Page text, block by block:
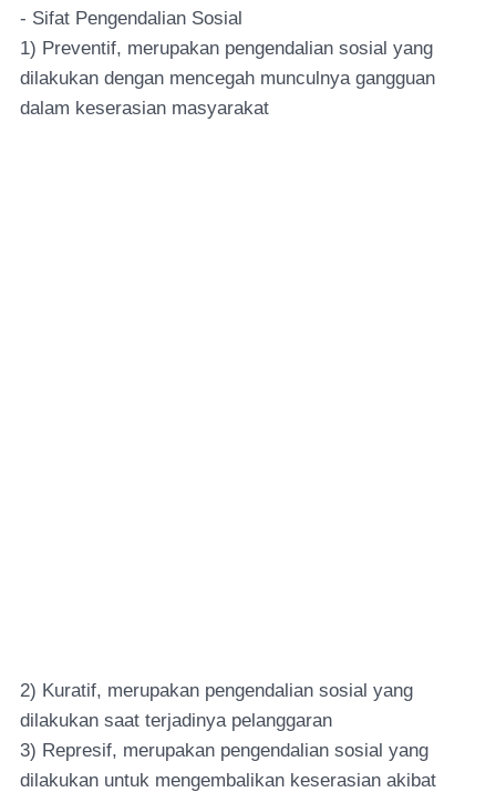
- Sifat Pengendalian Sosial
1) Preventif, merupakan pengendalian sosial yang
dilakukan dengan mencegah munculnya gangguan
dalam keserasian masyarakat
2) Kuratif, merupakan pengendalian sosial yang
dilakukan saat terjadinya pelanggaran
3) Represif, merupakan pengendalian sosial yang
dilakukan untuk mengembalikan keserasian akibat